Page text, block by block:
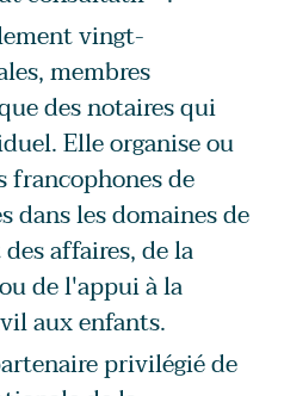
vingt-
membres
des notaires qui
Elle organise ou
francophones de
dans les domaines de
affaires, de la
de l'appui à la
aux enfants.
privilégié de